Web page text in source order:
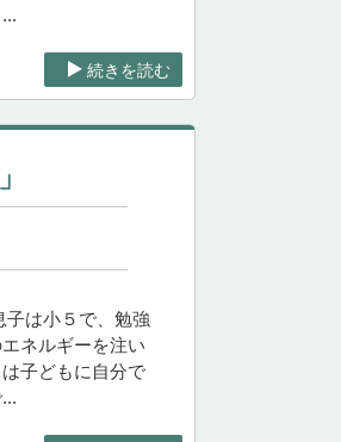
続きを読む
は小５で、勉強
ネルギーを注い
子どもに自分で